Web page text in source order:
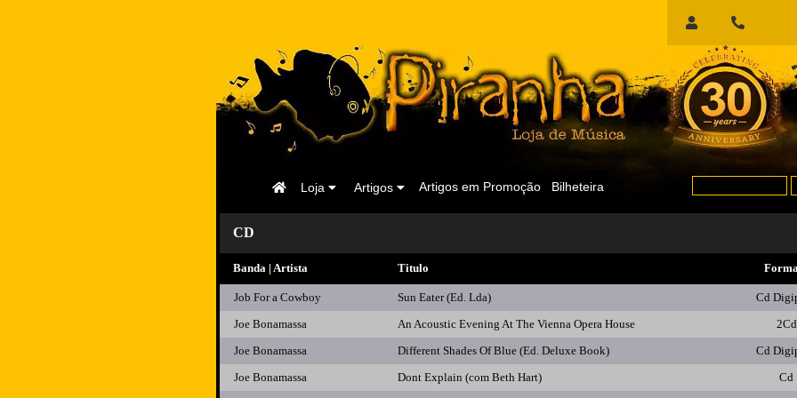
Início
Sessão
Bilheteira
Artigos em Promoção
Artigos
Loja
Página
CD
Banda | Artista Titulo
Job For a Cowboy Sun Eater (Ed. Lda) Cd
Joe Bonamassa
An Acoustic Evening At The Vienna Opera House 2Cd
Joe Bonamassa
Different Shades Of Blue (Ed. Deluxe Book) Cd
Joe Bonamassa
Dont Explain (com Beth Hart) Cd